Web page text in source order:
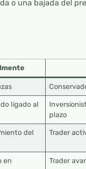
o una bajada del
ligado al
plazo
del
Trader
en
Trader